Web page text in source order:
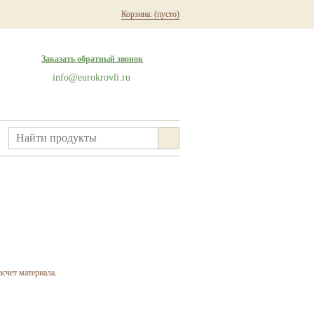
Корзина: (пусто)
Заказать обратный звонок
info@eurokrovli.ru
материала.